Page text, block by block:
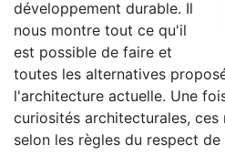
développement durable. Il
nous montre tout ce qu'il
est possible de faire et
toutes les alternatives
l'architecture actuelle. Une
curiosités architecturales, ces
selon les règles du respect